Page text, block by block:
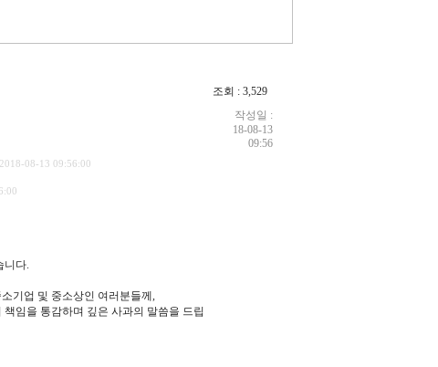
조회 : 3,529
작성일 :
18-08-13
09:56
08-13 09:56:00
니다.
기업 및 중소상인 여러분들께,
임을 통감하며 깊은 사과의 말씀을 드립